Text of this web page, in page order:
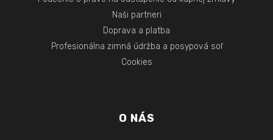
Naši partneri
Doprava a platba
Profesionálna zimná údržba a posypová soľ
Cookies
O NÁS